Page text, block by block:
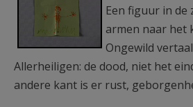
Een figuur in de
armen naar het
Ongewild
Allerheiligen: de dood, niet het
andere kant is er rust,